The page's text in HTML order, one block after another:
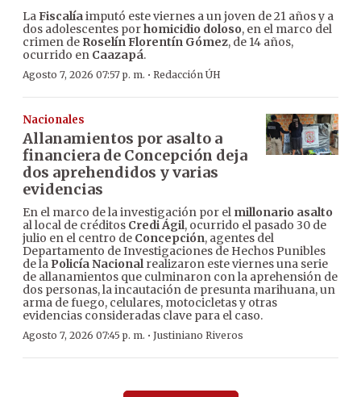
LaFiscalíaimputó este viernes a un joven de 21 años y a
dos adolescentes porhomicidio doloso, en el marco del
crimen de Roselín Florentín Gómez, de 14 años,
ocurrido en Caazapá.
Agosto 7, 2026 07:57 p. m. · Redacción ÚH
Nacionales
Allanamientos por asalto a
financiera de Concepción deja
dos aprehendidos y varias
evidencias
En el marco de la investigación por el millonario asalto
al local de créditos Credi Ágil, ocurrido el pasado 30 de
julio en el centro de Concepción, agentes del
Departamento de Investigaciones de Hechos Punibles
de la Policía Nacionalrealizaron este viernes una serie
de allanamientos que culminaron con la aprehensión de
dos personas, la incautación de presunta marihuana, un
arma de fuego, celulares, motocicletas y otras
evidencias consideradas clave para el caso.
Agosto 7, 2026 07:45 p. m. · Justiniano Riveros